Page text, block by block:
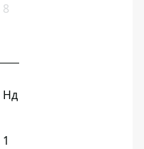
8
Нд
1